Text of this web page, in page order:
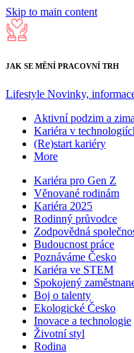
Skip to main content
JAK SE MĚNÍ PRACOVNÍ TRH
Lifestyle Novinky,
Aktivní podzim a zima
Kariéra v
(Re)start kariéry
More
Kariéra pro Gen Z
Věnované rodinám
Kariéra 2025
Rodinný průvodce
Zodpovědná
Budoucnost práce
Poznáváme Česko
Kariéra ve STEM
Spokojený
Boj o talenty
Ekologické Česko
Inovace a technologie
Životní styl
Rodina